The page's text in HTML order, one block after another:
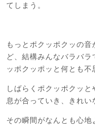
てしまう。
もっとポクッポクッの
ど、結構みんなバラバ
ッポクッポッと何とも不
しばらくポクッポクッ
息が合っていき、きれい
その瞬間がなんとも心地